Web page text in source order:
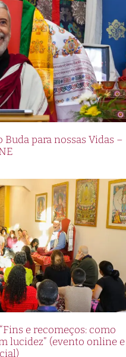
para nossas Vidas –
e recomeços: como
lucidez” (evento online e